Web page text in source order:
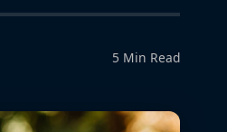
5 Min Read